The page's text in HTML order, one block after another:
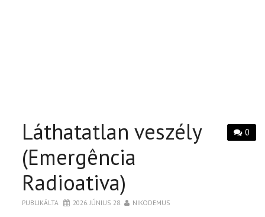
0
Láthatatlan veszély
(Emergência
Radioativa)
PUBLIKÁLTA 2026. JÚNIUS 28. NIKODEMUS